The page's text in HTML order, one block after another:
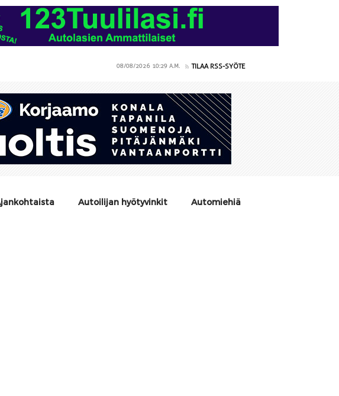
08/08/2026 10:29 A.M. TILAA RSS-SYÖTE
Autoilijan hyötyvinkit Automiehiä